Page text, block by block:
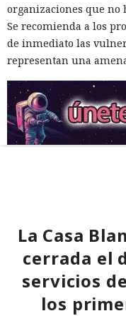
organizaciones que no
Se recomienda a los
de inmediato las
representan una
La Casa
cerrada el
servicios
los